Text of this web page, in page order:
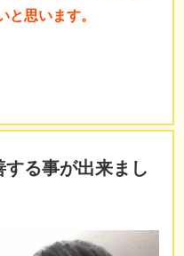
と思います。
する事が出来まし